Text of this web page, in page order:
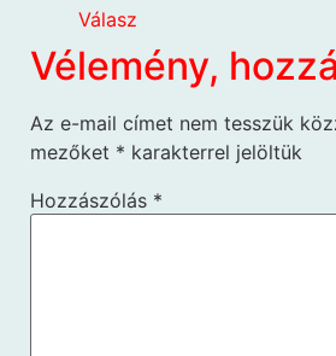
Válasz
Vélemény,
Az e-mail címet nem tesszük
mezőket * karakterrel jelöltük
Hozzászólás *